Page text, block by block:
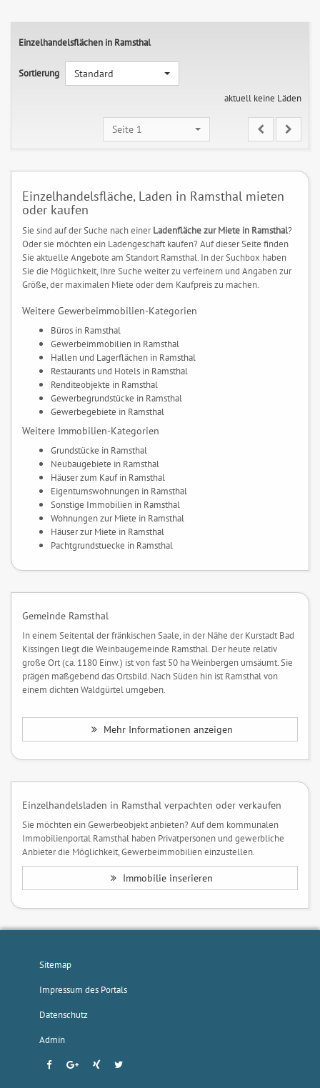
Einzelhandelsflächen in Ramsthal
Sortierung
Standard
aktuell keine Läden
Seite 1
Einzelhandelsfläche, Laden in Ramsthal mieten
oder kaufen
Sie sind auf der Suche nach einerLadenfläche zur Miete in Ramsthal?
Oder sie möchten ein Ladengeschäft kaufen? Auf dieser Seite finden
Sie aktuelle Angebote am Standort Ramsthal. In der Suchbox haben
Sie die Möglichkeit, Ihre Suche weiter zu verfeinern und Angaben zur
Größe, der maximalen Miete oder dem Kaufpreis zu machen.
Weitere Gewerbeimmobilien-Kategorien
Büros in Ramsthal
Gewerbeimmobilien in Ramsthal
Hallen und Lagerflächen in Ramsthal
Restaurants und Hotels in Ramsthal
Renditeobjekte in Ramsthal
Gewerbegrundstücke in Ramsthal
Gewerbegebiete in Ramsthal
Weitere Immobilien-Kategorien
Grundstücke in Ramsthal
Neubaugebiete in Ramsthal
Häuser zum Kauf in Ramsthal
Eigentumswohnungen in Ramsthal
Sonstige Immobilien in Ramsthal
Wohnungen zur Miete in Ramsthal
Häuser zur Miete in Ramsthal
Pachtgrundstuecke in Ramsthal
Gemeinde Ramsthal
In einem Seitental der fränkischen Saale, in der Nähe der Kurstadt Bad
Kissingen liegt die Weinbaugemeinde Ramsthal. Der heute relativ
große Ort (ca. 1180 Einw.) ist von fast 50 ha Weinbergen umsäumt. Sie
prägen maßgebend das Ortsbild. Nach Süden hin ist Ramsthal von
einem dichten Waldgürtel umgeben.
Mehr Informationen anzeigen
Einzelhandelsladen in Ramsthal verpachten oder verkaufen
Sie möchten ein Gewerbeobjekt anbieten? Auf dem kommunalen
Immobilienportal Ramsthal haben Privatpersonen und gewerbliche
Anbieter die Möglichkeit, Gewerbeimmobilien einzustellen.
Immobilie inserieren
Sitemap
Impressum des Portals
Datenschutz
Admin